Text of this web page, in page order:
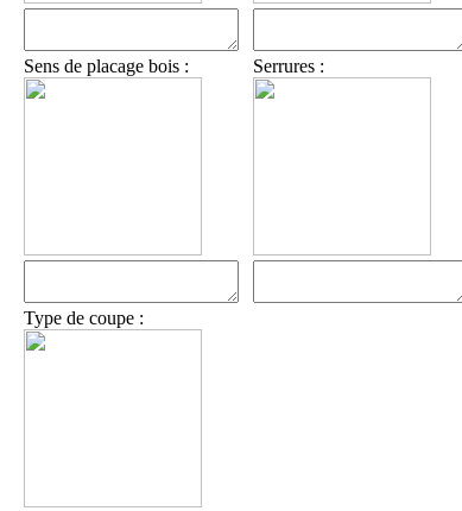
Sens de placage bois :
Type de coupe :
Serrures :